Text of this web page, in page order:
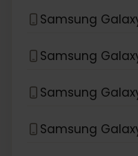
Samsung
Samsung
Samsung
Samsung